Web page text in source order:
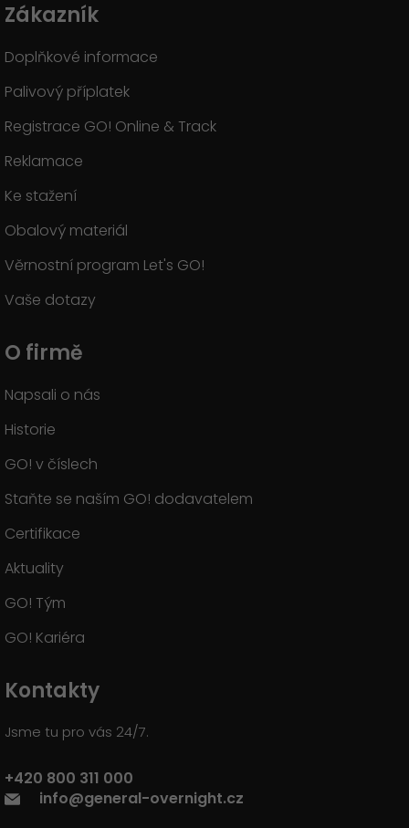
Zákazník
Doplňkové informace
Palivový příplatek
Registrace GO! Online & Track
Reklamace
Ke stažení
Obalový materiál
Věrnostní program Let's GO!
Vaše dotazy
O firmě
Napsali o nás
Historie
GO! v číslech
Staňte se naším GO! dodavatelem
Certifikace
Aktuality
GO! Tým
GO! Kariéra
Kontakty
Jsme tu pro vás 24/7.
+420 800 311 000
info@general-overnight.cz